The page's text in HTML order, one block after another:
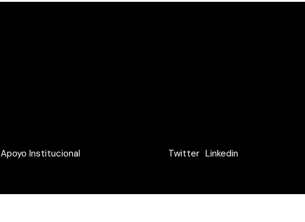
Apoyo Institucional Twitter Linkedin